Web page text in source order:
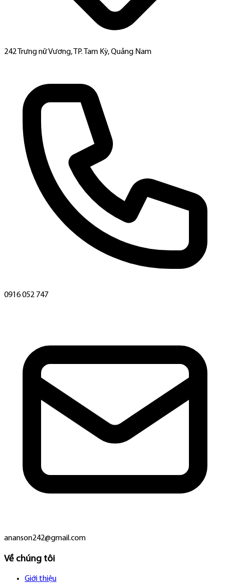
242 Trưng nữ Vương, TP. Tam Kỳ, Quảng Nam
0916 052 747
ananson242@gmail.com
Về chúng tôi
Giới thiệu